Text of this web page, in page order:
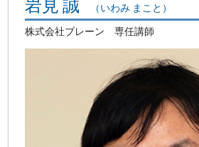
岩見 誠 （いわみ まこと）
株式会社ブレーン 専任講師